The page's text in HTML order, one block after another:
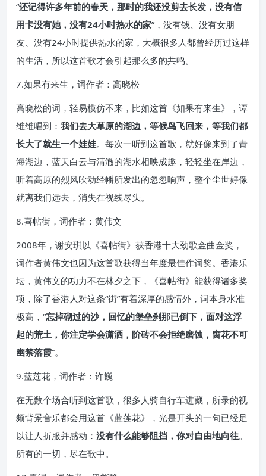
“还记得许多年前的春天，那时的我还没剪去长发，没有信
用卡没有她，没有24小时热水的家”，没有钱、没有女朋
友、没有24小时提供热水的家，大概很多人都曾经历过这样
的生活，所以这首歌才会引起那么多的共鸣。
7.如果有来生，词作者：高晓松
高晓松的词，轻易模仿不来，比如这首《如果有来生》，谭
维维唱到： 我们去大草原的湖边，等候鸟飞回来，等我们都
长大了就生一个娃娃。每次一听到这首歌，就好像来到了青
海湖边，蓝天白云与清澈的湖水相映成趣，轻轻坐在岸边，
听着高原的烈风吹动经幡所发出的忽忽响声，整个尘世好像
就离我们远去，消失在视线尽头。
8.喜帖街，词作者：黄伟文
2008年，谢安琪以《喜帖街》获香港十大劲歌金曲金奖，
词作者黄伟文也因为这首歌获得当年度最佳作词奖。香港乐
坛，黄伟文的功力不在林夕之下，《喜帖街》能获得诸多奖
项，除了香港人对这条“街”有着深厚的感情外，词本身水准
极高，“忘掉砌过的沙，回忆的堡垒刹那已倒下，面对这浮
起的荒土，你注定学会潇洒，阶砖不会拒绝磨蚀，窗花不可
幽禁落霞”。
9.蓝莲花，词作者：许巍
在无数个场合听到这首歌，很多人骑自行车进藏，所录的视
频背景音乐都会用这首《蓝莲花》，光是开头的一句已经足
以让人折服并感动： 没有什么能够阻挡，你对自由地向往。
所有的一切，尽在歌中。